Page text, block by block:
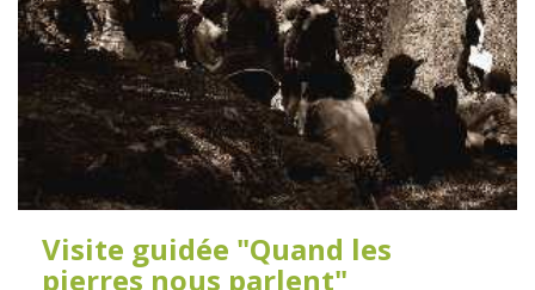
Visite guidée "Quand les
pierres nous parlent"